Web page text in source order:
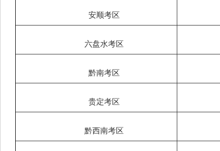
安顺考区
六盘水考区
黔南考区
贵定考区
黔西南考区